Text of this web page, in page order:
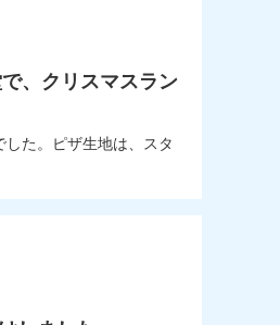
、クリスマスラン
た。ピザ生地は、スタ